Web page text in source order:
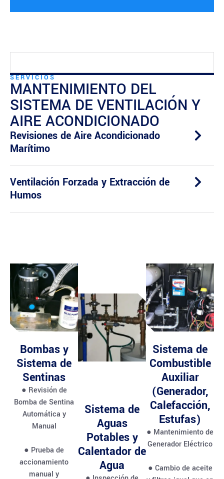
SERVICIOS
MANTENIMIENTO DEL
SISTEMA DE VENTILACIÓN Y
AIRE ACONDICIONADO
Revisiones de Aire Acondicionado
Marítimo
Ventilación Forzada y Extracción de
Humos
Bombas y
Sistema de
Sentinas
● Revisión de
Bomba de Sentina
Automática y
Manual
● Prueba de
accionamiento
manual y
Sistema de
Aguas
Potables y
Calentador de
Agua
Sistema de
Combustible
Auxiliar
(Generador,
Calefacción,
Estufas)
● Mantenimiento de
Generador Eléctrico
● Cambio de aceite